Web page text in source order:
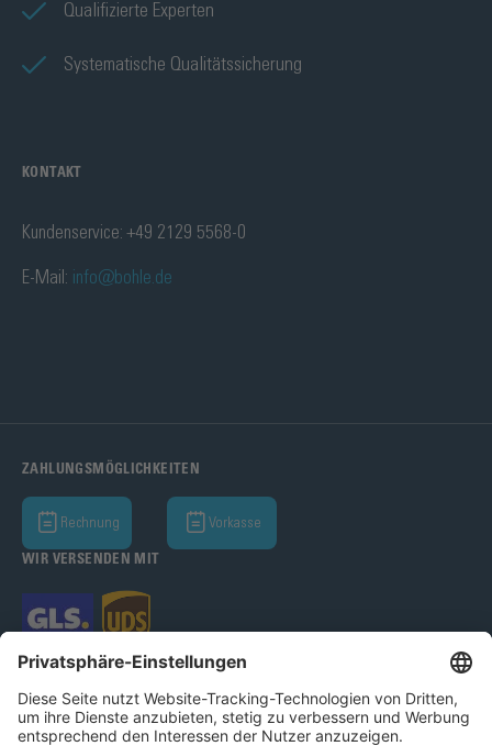
Qualifizierte Experten
Systematische Qualitätssicherung
KONTAKT
Kundenservice: +49 2129 5568-0
E-Mail: info@bohle.de
ZAHLUNGSMÖGLICHKEITEN
Rechnung Vorkasse
WIR VERSENDEN MIT